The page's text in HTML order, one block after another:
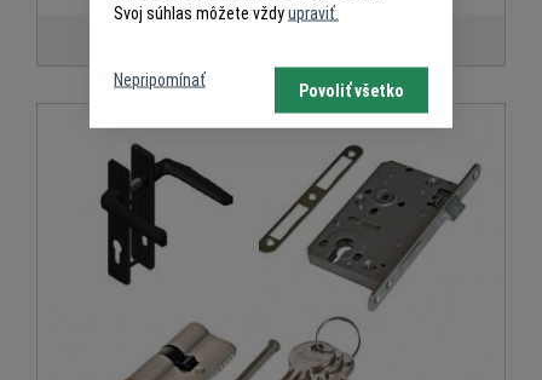
Svoj súhlas môžete vždyupraviť.
Nepripomínať
Povoliť všetko